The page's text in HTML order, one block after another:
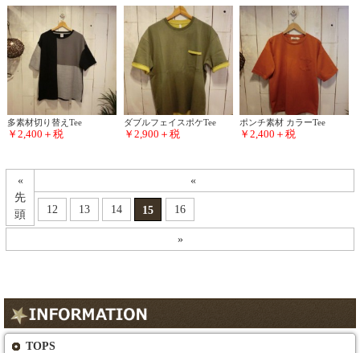
多素材切り替えTee
￥2,400＋税
ダブルフェイスポケTee
￥2,900＋税
ポンチ素材 カラーTee
￥2,400＋税
«
先
頭
«
12 13 14 15 16
»
TOPS